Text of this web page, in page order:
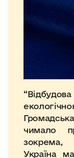
чимало
зокрема,
Україна